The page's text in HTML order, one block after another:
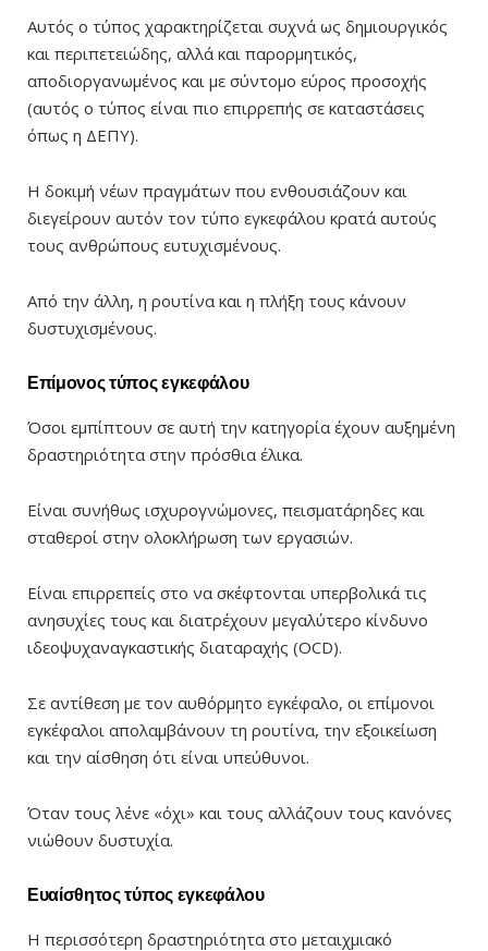
Αυτός ο τύπος χαρακτηρίζεται συχνά ως δημιουργικός
και περιπετειώδης, αλλά και παρορμητικός,
αποδιοργανωμένος και με σύντομο εύρος προσοχής
(αυτός ο τύπος είναι πιο επιρρεπής σε καταστάσεις
όπως η ΔΕΠΥ).
Η δοκιμή νέων πραγμάτων που ενθουσιάζουν και
διεγείρουν αυτόν τον τύπο εγκεφάλου κρατά αυτούς
τους ανθρώπους ευτυχισμένους.
Από την άλλη, η ρουτίνα και η πλήξη τους κάνουν
δυστυχισμένους.
Επίμονος τύπος εγκεφάλου
Όσοι εμπίπτουν σε αυτή την κατηγορία έχουν αυξημένη
δραστηριότητα στην πρόσθια έλικα.
Είναι συνήθως ισχυρογνώμονες, πεισματάρηδες και
σταθεροί στην ολοκλήρωση των εργασιών.
Είναι επιρρεπείς στο να σκέφτονται υπερβολικά τις
ανησυχίες τους και διατρέχουν μεγαλύτερο κίνδυνο
ιδεοψυχαναγκαστικής διαταραχής (OCD).
Σε αντίθεση με τον αυθόρμητο εγκέφαλο, οι επίμονοι
εγκέφαλοι απολαμβάνουν τη ρουτίνα, την εξοικείωση
και την αίσθηση ότι είναι υπεύθυνοι.
Όταν τους λένε «όχι» και τους αλλάζουν τους κανόνες
νιώθουν δυστυχία.
Ευαίσθητος τύπος εγκεφάλου
Η περισσότερη δραστηριότητα στο μεταιχμιακό